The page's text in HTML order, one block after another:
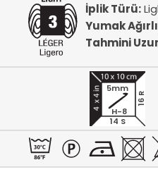
İplik Türü:
Yumak
Tahmini
14 S
16 R
5mm
H-8